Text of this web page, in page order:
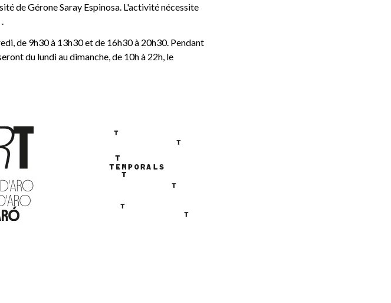
de Gérone Saray Espinosa. L'activité nécessite
de 9h30 à 13h30 et de 16h30 à 20h30. Pendant
du lundi au dimanche, de 10h à 22h, le